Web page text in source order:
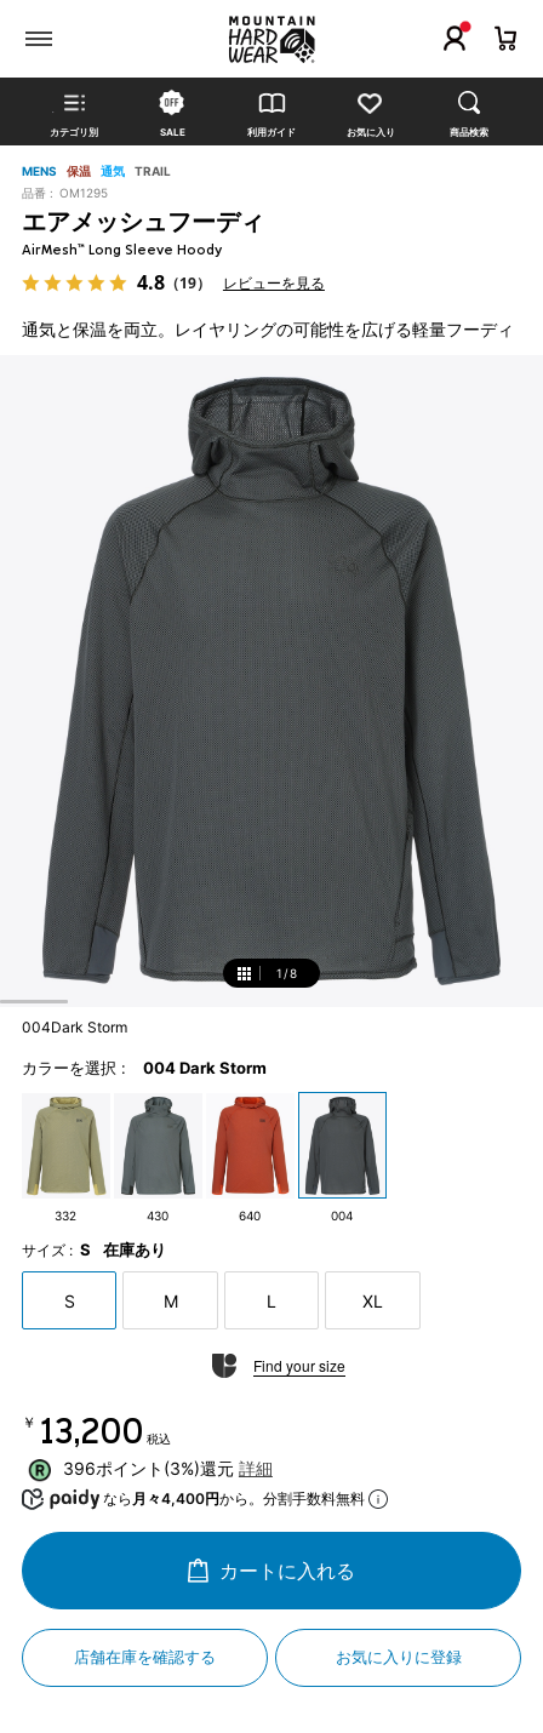
カテゴリ別 SALE 利用ガイド お気に入り 商品検索
MENS 保温 通気
TRAIL
品番 : OM1295
エアメッシュフーディ
AirMesh™ Long Sleeve Hoody
4.8（19） レビューを見る
通気と保温を両立。レイヤリングの可能性を広げる軽量フーディ
1 /8
004Dark Storm
カラーを選択 : 004 Dark Storm
332 430 640 004
サイズ : S 在庫あり
S M L XL
Find your size
￥13,200 税込
396ポイント(3%)還元 詳細
なら 月々4,400円から。分割手数料無料
カートに入れる
店舗在庫を確認する お気に入りに登録